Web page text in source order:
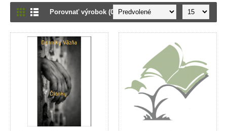
Porovnať výrobok (0)